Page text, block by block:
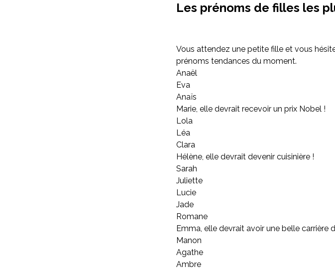
Les prénoms de filles les
Vous attendez une petite fille et vous
prénoms tendances du moment.
Anaël
Eva
Anaïs
Marie, elle devrait recevoir un prix Nobel !
Lola
Léa
Clara
Hélène, elle devrait devenir cuisinière !
Sarah
Juliette
Lucie
Jade
Romane
Emma, elle devrait avoir une belle carrière
Manon
Agathe
Ambre